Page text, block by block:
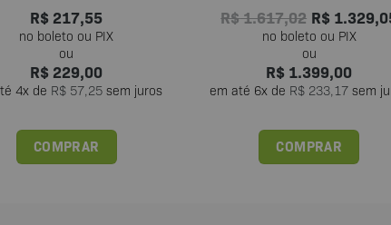
R$ 217,55
R$ 229,00
4x de R$57,25sem juros
COMPRAR
Este
R$1.617,02 R$
R$ 1.399,00
em até 6x de R$ 233,17 sem
COMPRAR